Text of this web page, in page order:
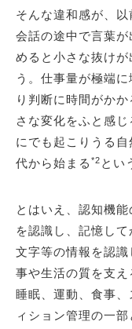
そんな違和感が、以
会話の途中で言葉
めると小さな抜け
う。仕事量が極端
り判断に時間がか
さな変化をふと感
にでも起こりうる
代から始まる *2 とい
とはいえ、認知機
を認識し、記憶し
文字等の情報を認
事や生活の質を支え
睡眠、運動、食事
ィション管理の一